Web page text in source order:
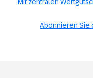
Mit zentralen
Abonnieren Sie